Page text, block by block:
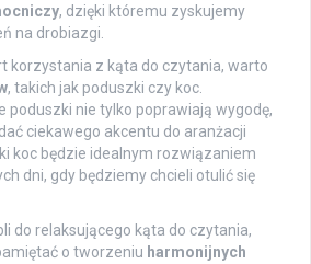
, dzięki któremu zyskujemy
na drobiazgi.
korzystania z kąta do czytania, warto
, takich jak poduszki czy koc.
poduszki nie tylko poprawiają wygodę,
ciekawego akcentu do aranżacji
koc będzie idealnym rozwiązaniem
dni, gdy będziemy chcieli otulić się
do relaksującego kąta do czytania,
o tworzeniu harmonijnych